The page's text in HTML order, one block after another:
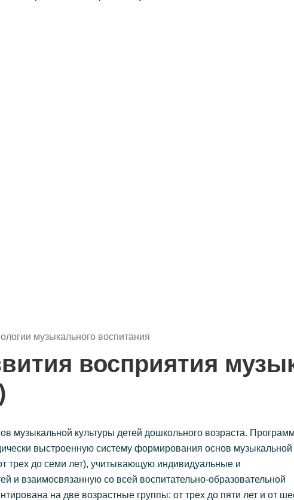
музыкального воспитания
восприятия
музыкальной культуры детей дошкольного возраста.
выстроенную систему формирования основ музыкальной
трех до семи лет), учитывающую индивидуальные и
и взаимосвязанную со всей воспитательно-образовательной
на две возрастные группы: от трех до пяти лет и от